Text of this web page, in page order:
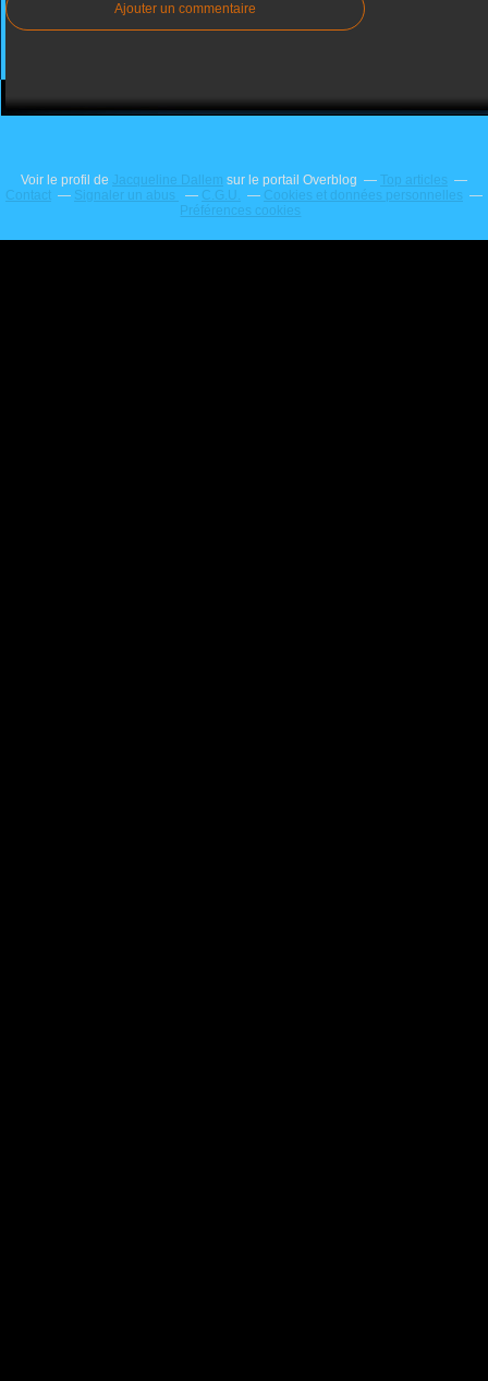
Ajouter un commentaire
Voir le profil de Jacqueline Dallem sur le portail Overblog
Top articles
Contact
Signaler un abus C.G.U.
Cookies et données personnelles
Préférences cookies